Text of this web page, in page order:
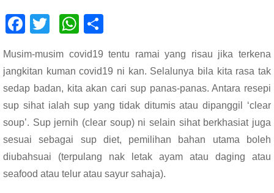
F
ac
e
b
o
o
k
T
wi
tt
er
W
h
at
s
A
p
p
ar
e
Musim-musim covid19 tentu ramai yang risau jika terkena
jangkitan kuman covid19 ni kan. Selalunya bila kita rasa tak
sedap badan, kita akan cari sup panas-panas. Antara resepi
sup sihat ialah sup yang tidak ditumis atau dipanggil ‘clear
soup’. Sup jernih (clear soup) ni selain sihat berkhasiat juga
sesuai sebagai sup diet, pemilihan bahan utama boleh
diubahsuai (terpulang nak letak ayam atau daging atau
seafood atau telur atau sayur sahaja).